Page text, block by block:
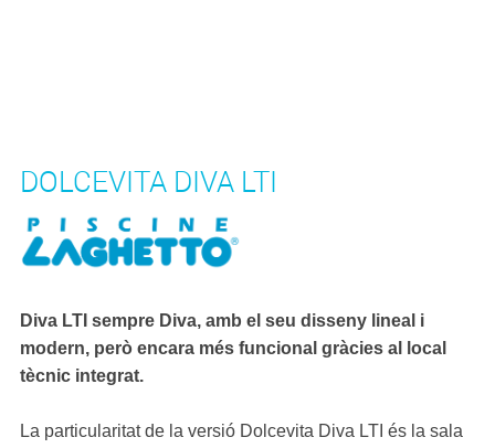
DOLCEVITA DIVA LTI
Diva LTI sempre Diva, amb el seu disseny lineal i
modern, però encara més funcional gràcies al local
tècnic integrat.
La particularitat de la versió Dolcevita Diva LTI és la sala